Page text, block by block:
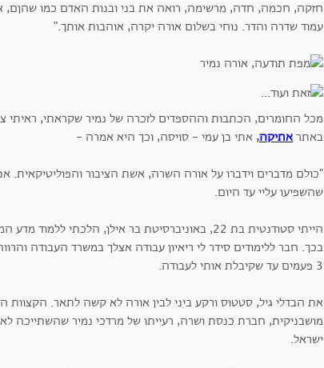
חזקה, חכמה, חדה, מרשימה, רואה את בני ובנות האדם כמו
עמוד שדרה והדר. נוחי בשלום אורה יקרה, אוהבות אותך."
מכל החומרים, הכתבות וההספדים לזכרה של נמיר שקראתי, ראיתי
באתר אתיקה, אתי בן עמי - סויסה, וכך היא אמרה -
"כולם מדברים וידברו על אורה השרה, אשת הציבור והפוליטיקאית.
שהשפיעו עליי עד היום.
הייתי סטודנטית בת 22, באוניברסיטת בר אילן, הלכתי
בכך. חבר ללימודים סידר לי ריאיון עבודה אצלך במשרד העבודה
3 פעמים עד שקיבלת אותי לעבודה.
מושבניקית, חברת כנסת ושרה, רעייתו של מרדכי נמיר שהשתייכה
ישראל.